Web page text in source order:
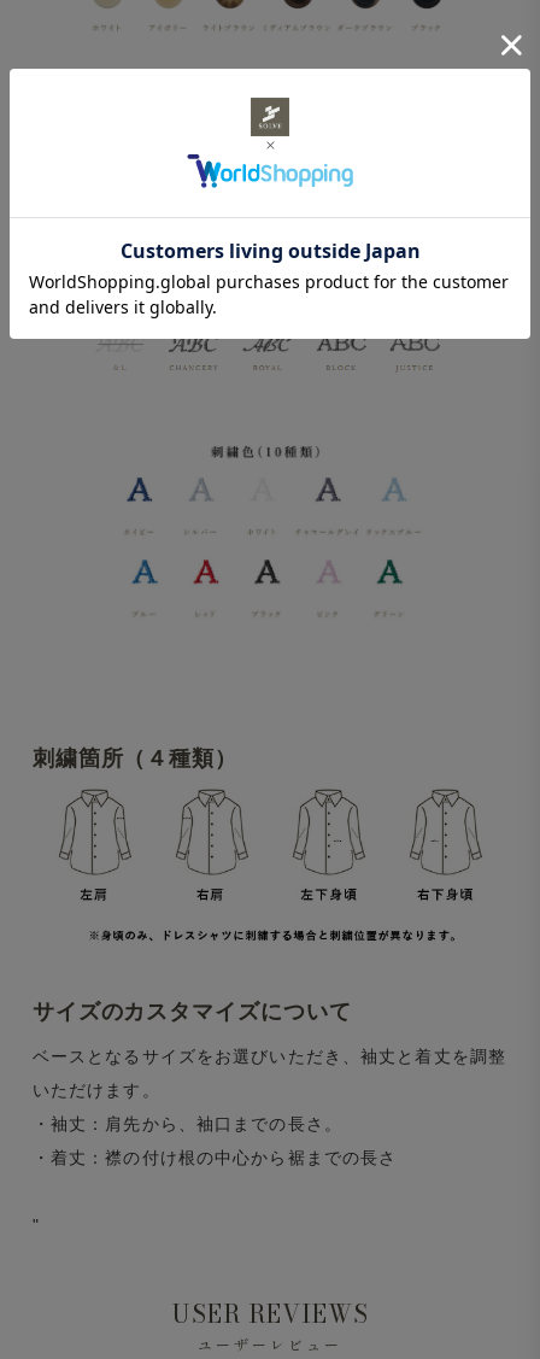
刺繍をご希望の場合は、フォント、位置、糸の色と刺繍したい文字
を入力してください。刺繍なしもお選びいただけます。
※身頃のみ、ドレスシャツに刺繍する場合と刺繍位置が異なりま
す。
刺繍箇所（４種類）
サイズのカスタマイズについて
ベースとなるサイズをお選びいただき、袖丈と着丈を調整
いただけます。
・袖丈：肩先から、袖口までの長さ。
・着丈：襟の付け根の中心から裾までの長さ
"
USER REVIEWS
ユーザーレビュー